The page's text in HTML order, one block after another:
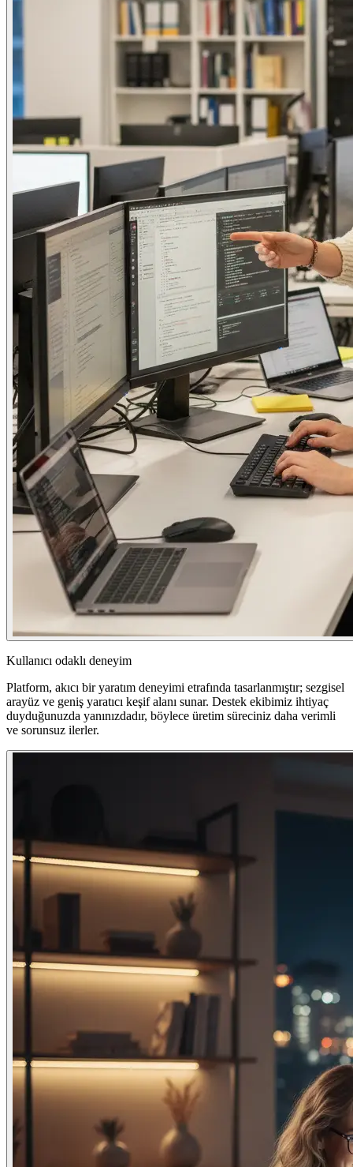
Kullanıcı odaklı deneyim
Platform, akıcı bir yaratım deneyimi etrafında tasarlanmıştır; sezgisel
arayüz ve geniş yaratıcı keşif alanı sunar. Destek ekibimiz ihtiyaç
duyduğunuzda yanınızdadır, böylece üretim süreciniz daha verimli
ve sorunsuz ilerler.